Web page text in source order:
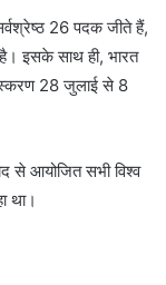
26 पदक जीते हैं,
इसके साथ ही, भारत
28 जुलाई से 8
से आयोजित सभी विश्व
था।